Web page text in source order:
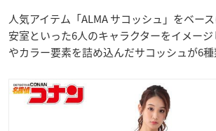
人気アイテム「ALMA サコッシュ」をベース
安室といった6人のキャラクターをイメー
やカラー要素を詰め込んだサコッシュが6種